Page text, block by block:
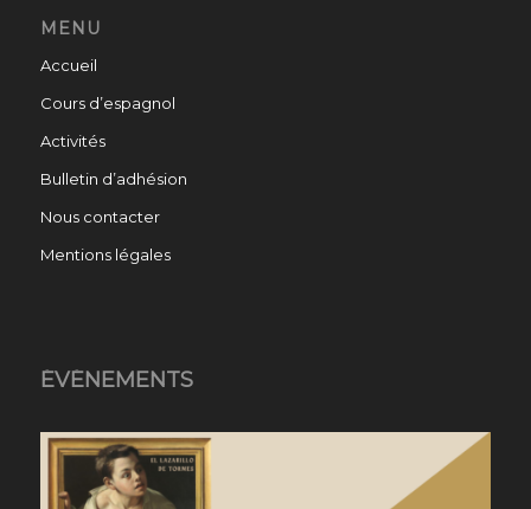
MENU
Accueil
Cours d’espagnol
Activités
Bulletin d’adhésion
Nous contacter
Mentions légales
ÉVÉNEMENTS